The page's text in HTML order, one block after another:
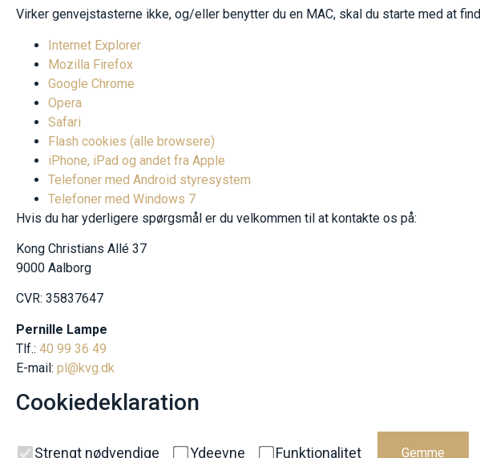
Virker genvejstasterne ikke, og/eller benytter du en MAC, skal du starte med at
Internet Explorer
Mozilla Firefox
Google Chrome
Opera
Safari
Flash cookies (alle browsere)
iPhone, iPad og andet fra Apple
Telefoner med Android styresystem
Telefoner med Windows 7
Hvis du har yderligere spørgsmål er du velkommen til at kontakte os på:
Kong Christians Allé 37
9000 Aalborg
CVR: 35837647
Pernille Lampe
Tlf.: 40 99 36 49
E-mail: pl@kvg.dk
Cookiedeklaration
Strengt nødvendige Ydeevne Funktionalitet Gemme